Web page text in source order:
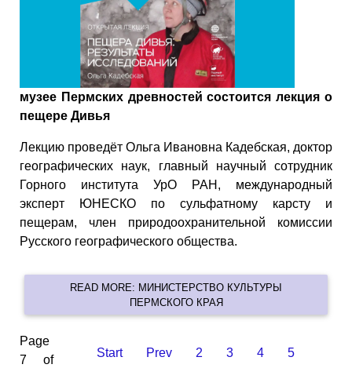
музее Пермских древностей состоится лекция о
пещере Дивья
Лекцию проведёт Ольга Ивановна Кадебская, доктор
географических наук, главный научный сотрудник
Горного института УрО РАН, международный
эксперт ЮНЕСКО по сульфатному карсту и
пещерам, член природоохранительной комиссии
Русского географического общества.
READ MORE: МИНИСТЕРСТВО КУЛЬТУРЫ
ПЕРМСКОГО КРАЯ
Page
7 of
Start Prev 2 3 4 5